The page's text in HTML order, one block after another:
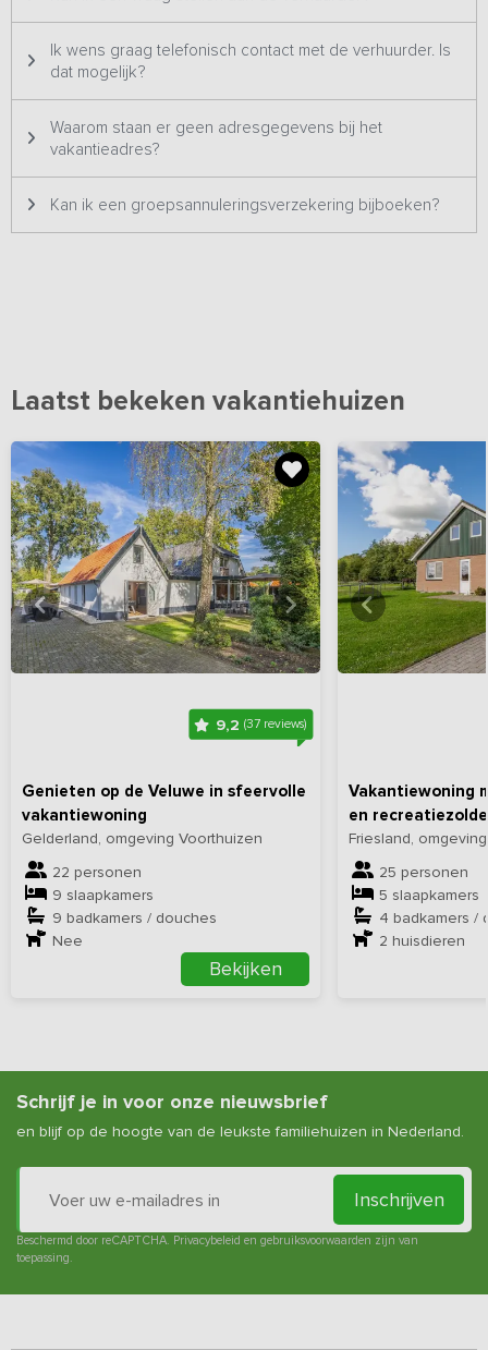
Ik wens graag telefonisch contact met de verhuurder. Is
dat mogelijk?
Waarom staan er geen adresgegevens bij het
vakantieadres?
Kan ik een groepsannuleringsverzekering bijboeken?
Laatst bekeken vakantiehuizen
9,2(37 reviews)
Genieten op de Veluwe in sfeervolle
vakantiewoning
Gelderland, omgeving Voorthuizen
22 personen
9 slaapkamers
9 badkamers / douches
Nee
Bekijken
Bekijkhieralle foto's
Vakantiewoning
en
Friesland,
25 personen
5 slaapkamers
4 badkamers /
2 huisdieren
Bekijk
Schrijf je in voor onze nieuwsbrief
en blijf op de hoogte van de leukste familiehuizen in Nederland.
Inschrijven
Beschermd door reCAPTCHA. Privacybeleid en gebruiksvoorwaarden zijn van
toepassing.